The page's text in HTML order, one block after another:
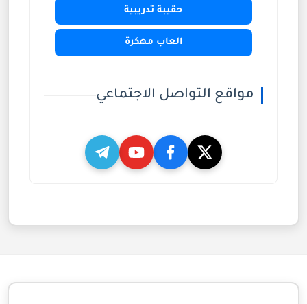
حقيبة تدريبية
العاب مهكرة
مواقع التواصل الاجتماعي